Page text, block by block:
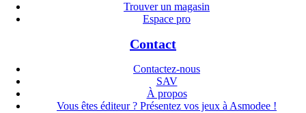
Trouver un magasin
Espace pro
Contact
Contactez-nous
SAV
À propos
Vous êtes éditeur ? Présentez vos jeux à Asmodee !